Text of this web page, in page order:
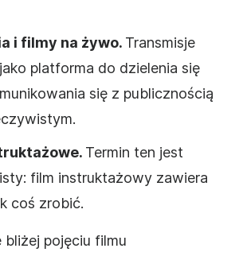
i filmy na żywo. Transmisje
platforma do dzielenia się
się z publicznością
. Termin ten jest
film instruktażowy zawiera
coś zrobić.
bliżej pojęciu filmu